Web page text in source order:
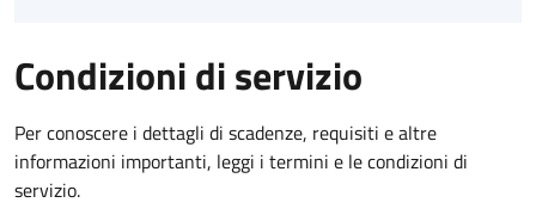
Condizioni di servizio
Per conoscere i dettagli di scadenze, requisiti e altre
informazioni importanti, leggi i termini e le condizioni di
servizio.